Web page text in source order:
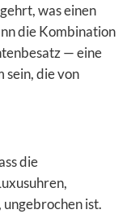
was einen
die Kombination
— eine
die von
die
ist.